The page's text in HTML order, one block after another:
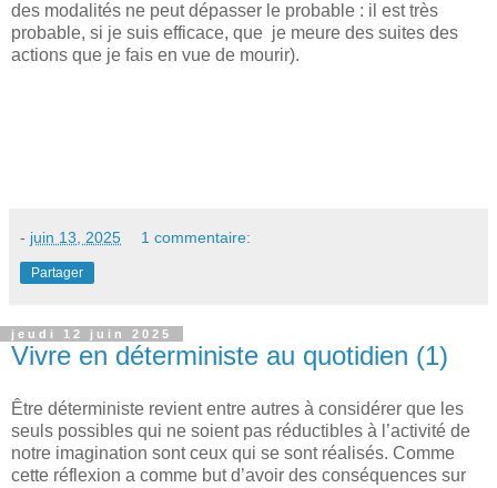
des modalités ne peut dépasser le probable : il est très
probable, si je suis efficace, que je meure des suites des
actions que je fais en vue de mourir).
- juin 13, 2025 1 commentaire:
Partager
jeudi 12 juin 2025
Vivre en déterministe au quotidien (1)
Être déterministe revient entre autres à considérer que les
seuls possibles qui ne soient pas réductibles à l’activité de
notre imagination sont ceux qui se sont réalisés. Comme
cette réflexion a comme but d’avoir des conséquences sur